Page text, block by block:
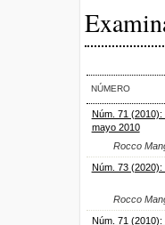
NÚMERO
Núm. 71 (2010):
mayo 2010
Rocco
Núm. 73 (2020):
Rocco
Núm. 71 (2010):